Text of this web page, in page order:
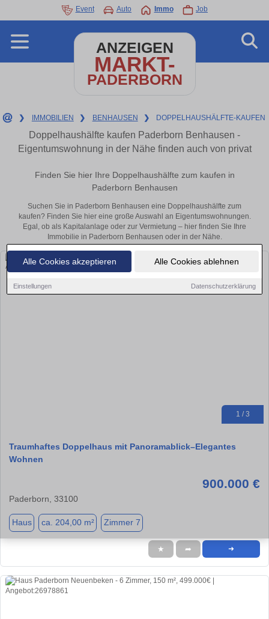
Alle Cookies akzeptieren Alle Cookies ablehnen
Einstellungen Datenschutzerklärung
Event Auto Immo Job
ANZEIGEN
MARKT-
PADERBORN
❯ IMMOBILIEN ❯ BENHAUSEN ❯ DOPPELHAUSHÄLFTE-KAUFEN
Doppelhaushälfte kaufen Paderborn Benhausen -
Eigentumswohnung in der Nähe finden auch von privat
Finden Sie hier Ihre Doppelhaushälfte zum kaufen in
Paderborn Benhausen
Suchen Sie in Paderborn Benhausen eine Doppelhaushälfte zum
kaufen? Finden Sie hier eine große Auswahl an Eigentumswohnungen.
Egal, ob als Kapitalanlage oder zur Vermietung – hier finden Sie Ihre
Immobilie in Paderborn Benhausen oder in der Nähe.
1 / 3
Traumhaftes Doppelhaus mit Panoramablick–Elegantes
Wohnen
900.000 €
Paderborn, 33100
Haus ca. 204,00 m² Zimmer 7
★ ➦ ➜